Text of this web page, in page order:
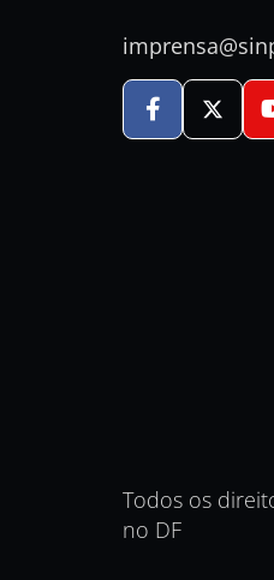
Todos os
no DF